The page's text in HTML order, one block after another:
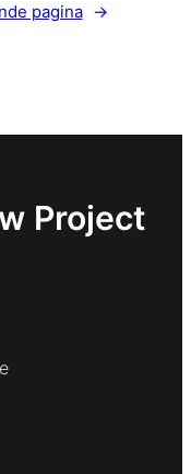
pagina →
Project